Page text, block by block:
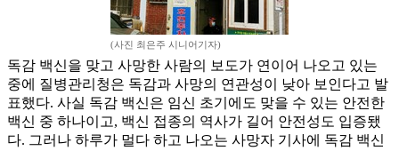
(사진 최은주 시니어기자)
독감 백신을 맞고 사망한 사람의 보도가 연이어 나오고 있는
중에 질병관리청은 독감과 사망의 연관성이 낮아 보인다고 발
표했다. 사실 독감 백신은 임신 초기에도 맞을 수 있는 안전한
백신 중 하나이고, 백신 접종의 역사가 길어 안전성도 입증됐
다. 그러나 하루가 멀다 하고 나오는 사망자 기사에 독감 백신